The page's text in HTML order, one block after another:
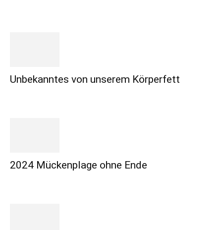
Unbekanntes von unserem Körperfett
2024 Mückenplage ohne Ende